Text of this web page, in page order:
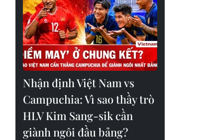
Nhận định Việt Nam vs
Campuchia: Vì sao thầy trò
HLV Kim Sang-sik cần
giành ngôi đầu bảng?